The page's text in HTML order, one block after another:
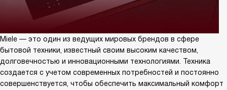
Miele — это один из ведущих мировых брендов в сфере
бытовой техники, известный своим высоким качеством,
долговечностью и инновационными технологиями. Техника
создается с учетом современных потребностей и постоянно
совершенствуется, чтобы обеспечить максимальный комфорт